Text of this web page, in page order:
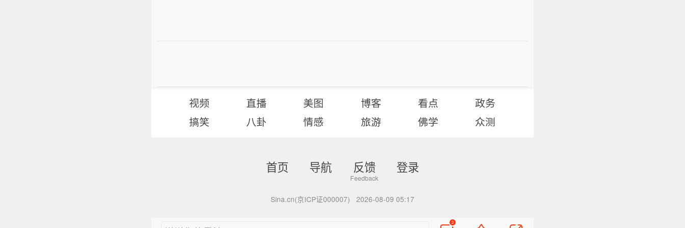
视频 直播 美图 博客 看点
政务
搞笑
八卦 情感 旅游 佛学 众测
首页 导航 反馈 登录
Sina.cn(京ICP证000007) 2026-08-09 05:17
2